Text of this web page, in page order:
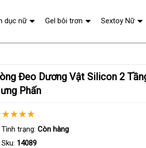
Phấn
trạng: Còn hàng
14089
dục nữ Gel bôi trơn Sextoy Nữ